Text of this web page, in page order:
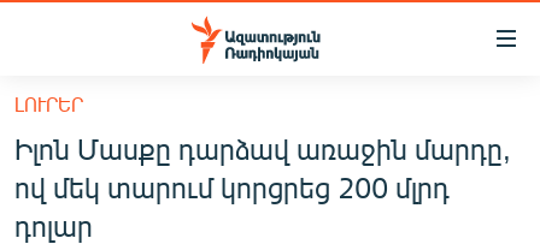
Մատչելիության
հիմնական
բովանդակությանը
Անցնել
հիմնական
մենյուին
ՀԱՅԱՍՏԱՆ
ՔԱՂԱՔԱԿԱՆ
ԼՈՒՐԵՐ
Իլոն Մասքը դարձավ առաջին մարդը,
ով մեկ տարում կորցրեց 200 մլրդ
դոլար